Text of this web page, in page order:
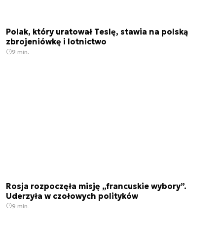
Polak, który uratował Teslę, stawia na polską
zbrojeniówkę i lotnictwo
9 min.
Rosja rozpoczęła misję „francuskie wybory”.
Uderzyła w czołowych polityków
9 min.